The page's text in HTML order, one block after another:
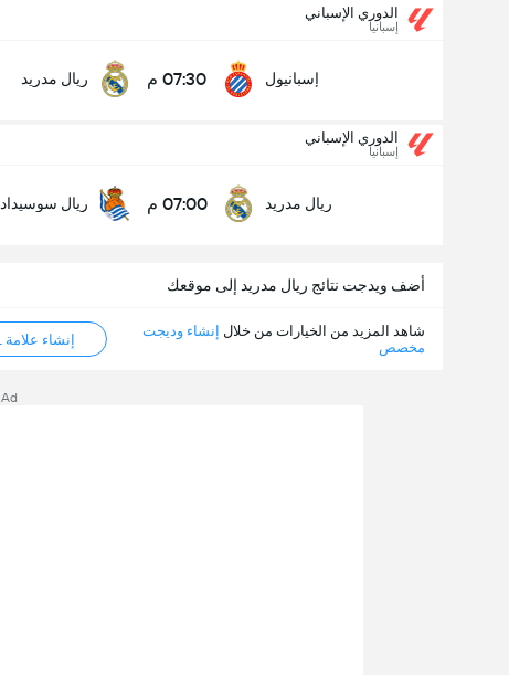
الدوري الإسباني
إسبانيا
إسبانيول 07:30 م ريال مدريد
الدوري الإسباني
إسبانيا
ريال مدريد 07:00 م ريال سوسيداد
أضف ويدجت نتائج ريال مدريد إلى موقعك
شاهد المزيد من الخيارات من خلال إنشاء وديجت
مخصص
إنشاء علامة HTML
Ad